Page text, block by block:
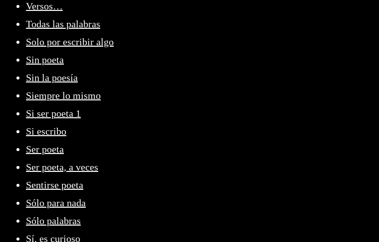
Versos…
Todas las palabras
Solo por escribir algo
Sin poeta
Sin la poesía
Siempre lo mismo
Si ser poeta 1
Si escribo
Ser poeta
Ser poeta, a veces
Sentirse poeta
Sólo para nada
Sólo palabras
Sí, es curioso